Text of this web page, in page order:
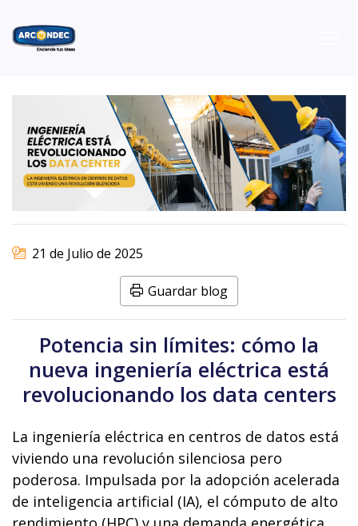
21 de Julio de 2025
Guardar blog
Potencia sin límites: cómo la
nueva ingeniería eléctrica está
revolucionando los data centers
La ingeniería eléctrica en centros de datos está
viviendo una revolución silenciosa pero
poderosa. Impulsada por la adopción acelerada
de inteligencia artificial (IA), el cómputo de alto